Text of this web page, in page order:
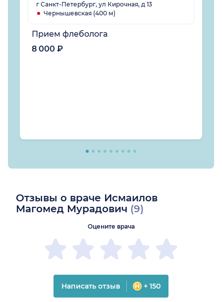
г Санкт-Петербург, ул Кирочная, д 13
Чернышевская (400 м)
Прием флеболога
8 000 ₽
Отзывы о враче Исмаилов
Магомед Мурадович (9)
Оцените врача
Написать отзыв + 150